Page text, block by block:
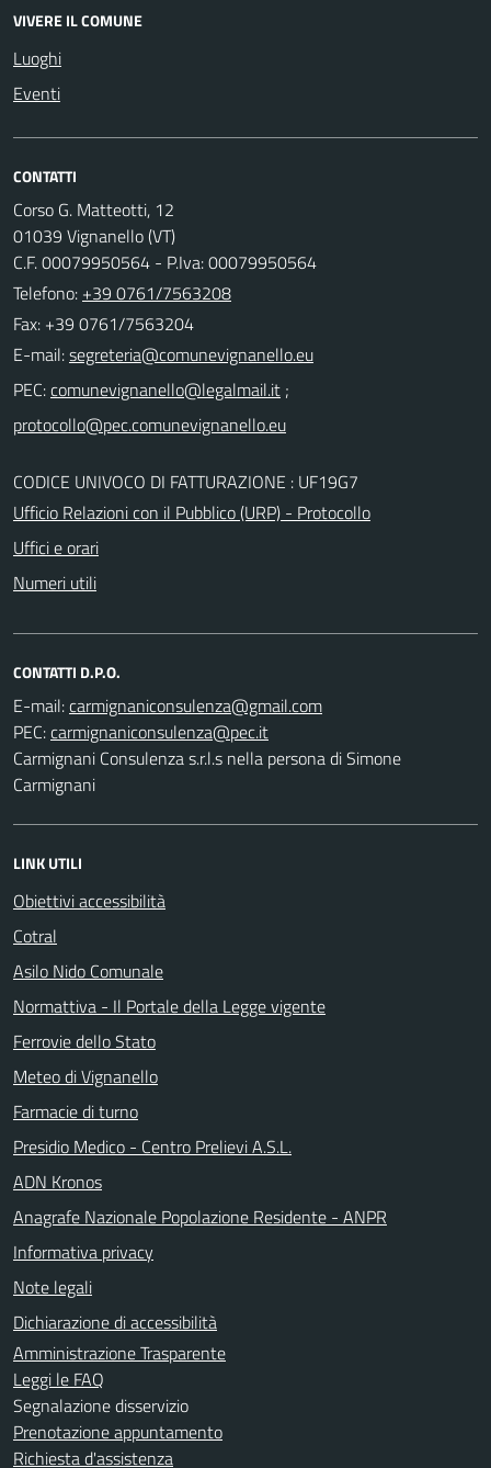
VIVERE IL COMUNE
Luoghi
Eventi
CONTATTI
Corso G. Matteotti, 12
01039 Vignanello (VT)
C.F. 00079950564 - P.Iva: 00079950564
Telefono: +39 0761/7563208
Fax: +39 0761/7563204
E-mail:
PEC:
;
CODICE UNIVOCO DI FATTURAZIONE : UF19G7
Ufficio Relazioni con il Pubblico (URP) - Protocollo
Uffici e orari
Numeri utili
CONTATTI D.P.O.
E-mail:
PEC:
Carmignani Consulenza s.r.l.s nella persona di Simone
Carmignani
LINK UTILI
Obiettivi accessibilità
Cotral
Asilo Nido Comunale
Normattiva - Il Portale della Legge vigente
Ferrovie dello Stato
Meteo di Vignanello
Farmacie di turno
Presidio Medico - Centro Prelievi A.S.L.
ADN Kronos
Anagrafe Nazionale Popolazione Residente - ANPR
Informativa privacy
Note legali
Dichiarazione di accessibilità
Amministrazione Trasparente
Leggi le FAQ
Segnalazione disservizio
Prenotazione appuntamento
Richiesta d'assistenza